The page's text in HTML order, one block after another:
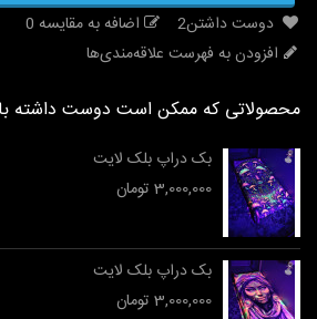
دوست داشتن2 اضافه به مقایسه 0
افزودن به فهرست علاقه‌مندی‌ها
محصولاتی که ممکن است دوست داشته
بک دراپ بلک لایت
3,000,000 تومان
بک دراپ بلک لایت
3,000,000 تومان